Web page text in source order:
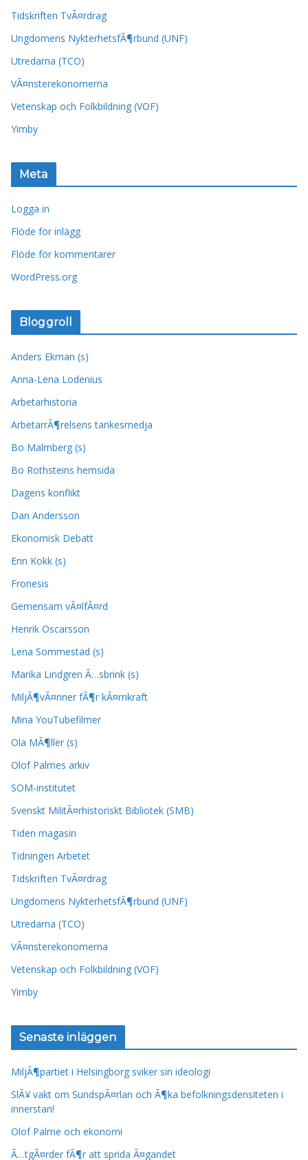
Tidskriften TvÃ¤rdrag
Ungdomens NykterhetsfÃ¶rbund (UNF)
Utredarna (TCO)
VÃ¤nsterekonomerna
Vetenskap och Folkbildning (VOF)
Yimby
Meta
Logga in
Flöde för inlägg
Flöde för kommentarer
WordPress.org
Bloggroll
Anders Ekman (s)
Anna-Lena Lodenius
Arbetarhistoria
ArbetarrÃ¶relsens tankesmedja
Bo Malmberg (s)
Bo Rothsteins hemsida
Dagens konflikt
Dan Andersson
Ekonomisk Debatt
Enn Kokk (s)
Fronesis
Gemensam vÃ¤lfÃ¤rd
Henrik Oscarsson
Lena Sommestad (s)
Marika Lindgren Ã…sbrink (s)
MiljÃ¶vÃ¤nner fÃ¶r kÃ¤rnkraft
Mina YouTubefilmer
Ola MÃ¶ller (s)
Olof Palmes arkiv
SOM-institutet
Svenskt MilitÃ¤rhistoriskt Bibliotek (SMB)
Tiden magasin
Tidningen Arbetet
Tidskriften TvÃ¤rdrag
Ungdomens NykterhetsfÃ¶rbund (UNF)
Utredarna (TCO)
VÃ¤nsterekonomerna
Vetenskap och Folkbildning (VOF)
Yimby
Senaste inläggen
MiljÃ¶partiet i Helsingborg sviker sin ideologi
SlÃ¥ vakt om SundspÃ¤rlan och Ã¶ka befolkningsdensiteten i
innerstan!
Olof Palme och ekonomi
Ã…tgÃ¤rder fÃ¶r att sprida Ã¤gandet